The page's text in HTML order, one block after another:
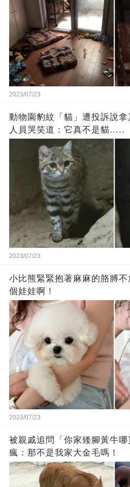
2023/07/23
動物園豹紋「貓」遭投訴說
人員哭笑道：它真不是貓.....
2023/07/23
小比熊緊緊抱著麻麻的胳膊
個娃娃啊！
2023/07/23
被親戚追問「你家矮腳黃牛
瘋：那不是我家大金毛嗎！